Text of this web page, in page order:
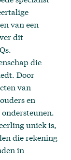
van een
dit
.
die
Door
van
en
uniek is,
die rekening
in